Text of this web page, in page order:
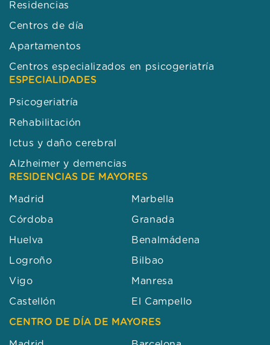
Residencias
Centros de día
Apartamentos
Centros especializados en psicogeriatría
ESPECIALIDADES
Psicogeriatría
Rehabilitación
Ictus y daño cerebral
Alzheimer y demencias
RESIDENCIAS DE MAYORES
Madrid Marbella
Córdoba Granada
Huelva Benalmádena
Logroño Bilbao
Vigo Manresa
Castellón El Campello
CENTRO DE DÍA DE MAYORES